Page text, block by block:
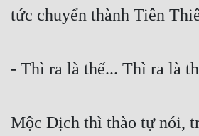
Triều Đấu
Trọng Sinh
Tu Tiên
tức chuyển thành Tiên
- Thì ra là thế... Thì ra là
Mộc Dịch thì thào tự nói,